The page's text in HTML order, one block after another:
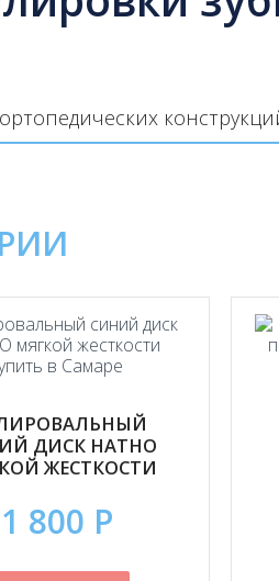
ДИСК HATHO
ЖЕСТКОСТИ
1 800 Р